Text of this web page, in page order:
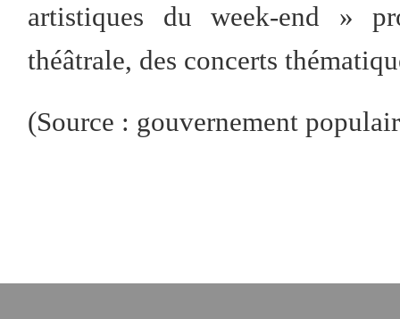
artistiques du week-end »
théâtrale, des concerts
(Source : gouvernement